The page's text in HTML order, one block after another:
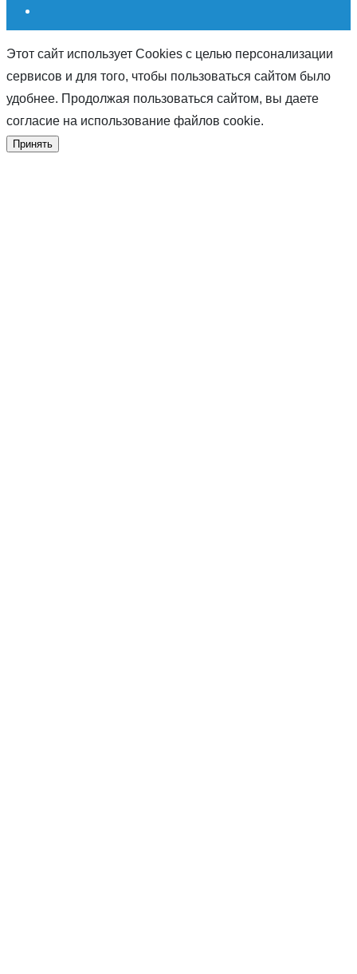
Этот сайт использует Cookies с целью персонализации
сервисов и для того, чтобы пользоваться сайтом было
удобнее. Продолжая пользоваться сайтом, вы даете
согласие на использование файлов cookie.
Принять